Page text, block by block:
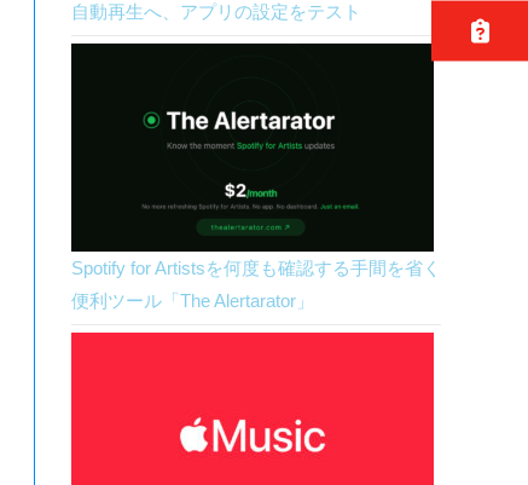
自動再生へ、アプリの設定をテスト
Spotify for Artistsを何度も確認する手間を省く
便利ツール「The Alertarator」